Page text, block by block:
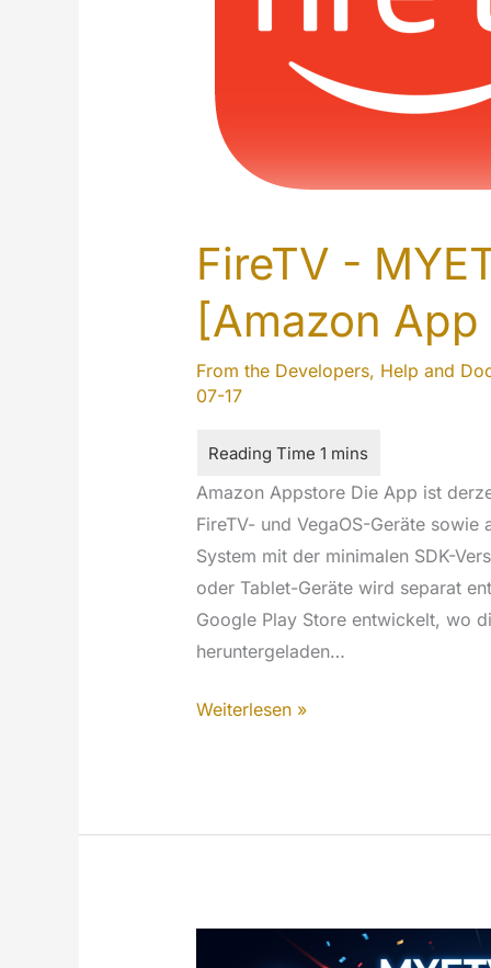
FireTV -
[Amazon
From the Developers, Help and
07-17
Amazon Appstore Die App ist
FireTV- und VegaOS-Geräte
System mit der minimalen SDK-
oder Tablet-Geräte wird separat
Google Play Store entwickelt, wo
heruntergeladen…
FireTV
die
[Amazon
Weiterlesen »